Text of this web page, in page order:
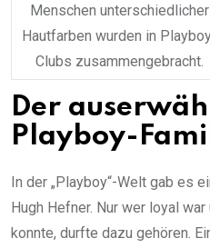
Menschen unterschiedlicher
Hautfarben wurden in
Clubs zusammengebracht.
Der
Playboy-
In der „Playboy“-Welt gab es
Hugh Hefner. Nur wer loyal
konnte, durfte dazu gehören.